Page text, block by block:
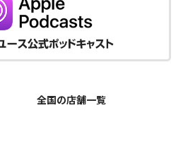
全国の店舗一覧